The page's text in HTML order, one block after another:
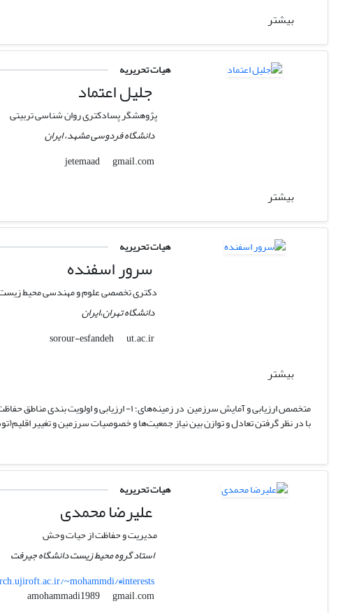
بیشتر
هیات تحریریه
جلیل اعتماد
پژوهشگر پسادکتری روان شناسی تربیتی
دانشگاه فردوسی مشهد، ایران
jetemaad
gmail.com
بیشتر
هیات تحریریه
سرور اسفنده
دکتری تخصصی علوم و مهندسی محیط
دانشگاه تهران،ایران
sorour-esfandeh
ut.ac.ir
بیشتر
با در نظر گرفتن تعادل و توازن بین نیاز جمعیت‌ها و خصوصیات سرزمین و تغییر اقلیم(توسعه پایدار) و ۳- استفاده از روش‌های مبتنی بر هوش مصنوعی در پاسخ به مشکلات و سوالات محیط زیستی
هیات تحریریه
علیرضا محمدی
مدیریت و حفاظت از حیات وحش
استاد گروه محیط زیست دانشگاه جیرفت
~mohammdi/#interests
amohammadi1989
gmail.com